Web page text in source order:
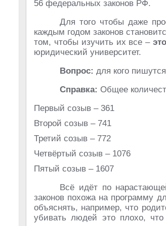
56 федеральных законов РФ.
Для того чтобы даже
каждым годом законов
том, чтобы изучить их все –
юридический университет.
Вопрос: для кого
Справка: Общее
Первый созыв – 361
Второй созыв – 741
Третий созыв – 772
Четвёртый созыв – 1076
Пятый созыв – 1607
Всё идёт по
законов похожа на программу
объяснять, например, что
убивать людей это плохо,